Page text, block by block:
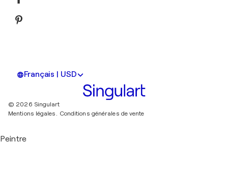
Français | USD
© 2026 Singulart
Mentions légales. Conditions générales de vente
Peintre